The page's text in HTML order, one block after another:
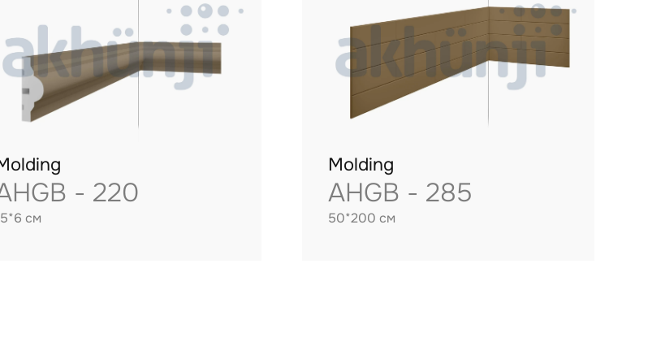
- 220
см
Molding
AHGB - 285
50*200 см